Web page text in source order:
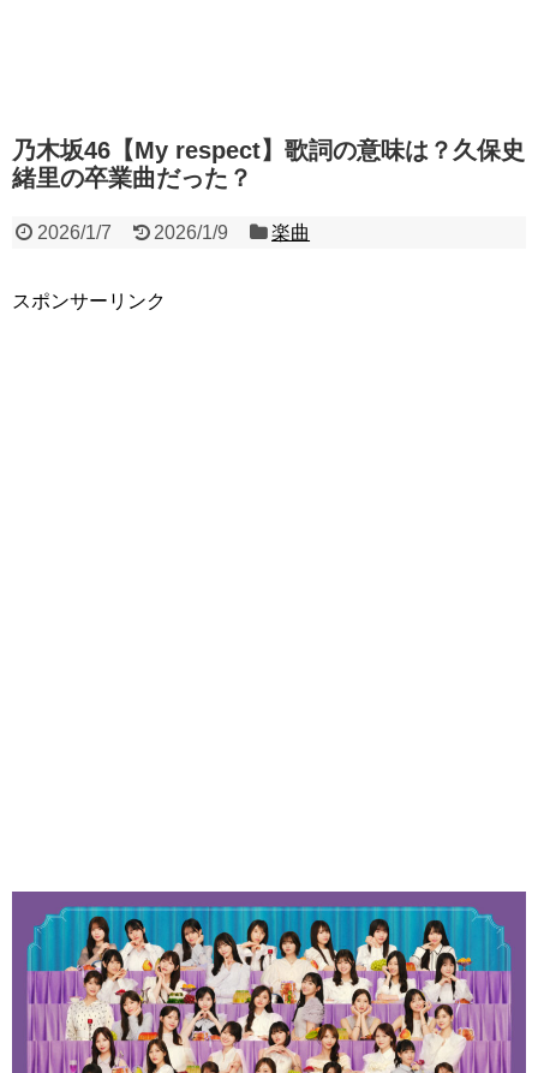
乃木坂46【My respect】歌詞の意味は？久保史
緒里の卒業曲だった？
2026/1/7 2026/1/9 楽曲
スポンサーリンク